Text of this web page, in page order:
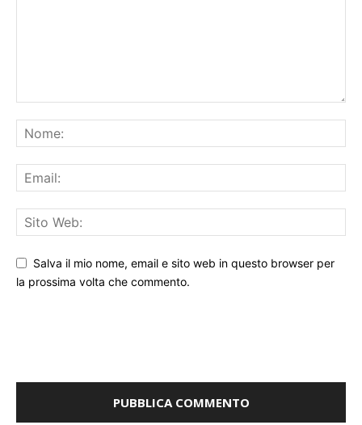
Salva il mio nome, email e sito web in questo browser per
la prossima volta che commento.